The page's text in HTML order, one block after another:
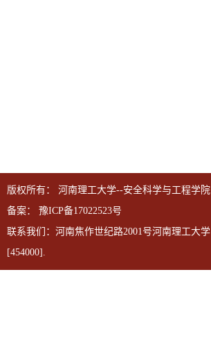
版权所有： 河南理工大学--安全科学与工程学院
备案： 豫ICP备17022523号
联系我们：河南焦作世纪路2001号河南理工大学
[454000].